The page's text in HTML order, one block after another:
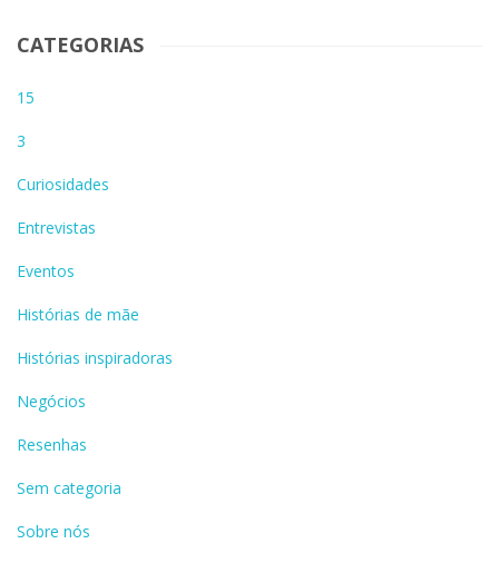
CATEGORIAS
15
3
Curiosidades
Entrevistas
Eventos
Histórias de mãe
Histórias inspiradoras
Negócios
Resenhas
Sem categoria
Sobre nós